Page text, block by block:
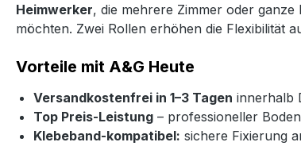
Heimwerker, die mehrere Zimmer oder
möchten. Zwei Rollen erhöhen die Flexibilität
Vorteile mit A&G Heute
Versandkostenfrei in 1–3 Tagen innerhalb
Top Preis-Leistung – professioneller
Klebeband-kompatibel: sichere Fixierung